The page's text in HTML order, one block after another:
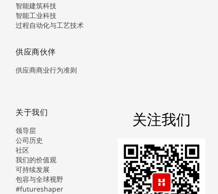
智能建筑科技
智能工业科技
过程自动化与工艺技术
供应商伙伴
供应商商业行为准则
关于我们
领导层
公司历史
社区
我们的价值观
可持续发展
包容与全球视野
#futureshaper
关注我们